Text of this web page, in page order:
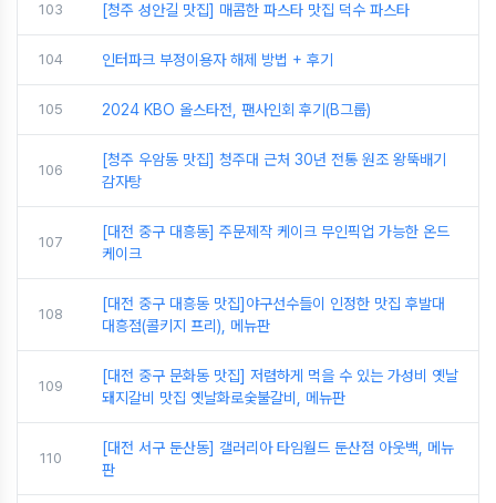
103 [청주 성안길 맛집] 매콤한 파스타 맛집 덕수 파스타
104 인터파크 부정이용자 해제 방법 + 후기
105 2024 KBO 올스타전, 팬사인회 후기(B그룹)
106
[청주 우암동 맛집] 청주대 근처 30년 전통 원조 왕뚝배기
감자탕
107
[대전 중구 대흥동] 주문제작 케이크 무인픽업 가능한 온드
케이크
108
[대전 중구 대흥동 맛집]야구선수들이 인정한 맛집 후발대
대흥점(콜키지 프리), 메뉴판
109
[대전 중구 문화동 맛집] 저렴하게 먹을 수 있는 가성비 옛날
돼지갈비 맛집 옛날화로숯불갈비, 메뉴판
110
[대전 서구 둔산동] 갤러리아 타임월드 둔산점 아웃백, 메뉴
판